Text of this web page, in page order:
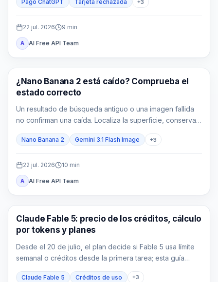
existe un cargo y qué acción limitada corresponde.
Pago ChatGPT Tarjeta rechazada +3
22 jul. 2026 9 min
A AI Free API Team
Imagen Gemini
¿Nano Banana 2 está caído? Comprueba el
estado correcto
Un resultado de búsqueda antiguo o una imagen fallida
no confirman una caída. Localiza la superficie, conserva
Nano Banana 2 Gemini 3.1 Flash Image +3
22 jul. 2026 10 min
A AI Free API Team
Claude
Claude Fable 5: precio de los créditos, cálculo
por tokens y planes
Desde el 20 de julio, el plan decide si Fable 5 usa límite
semanal o créditos desde la primera tarea; esta guía
Claude Fable 5 Créditos de uso +3